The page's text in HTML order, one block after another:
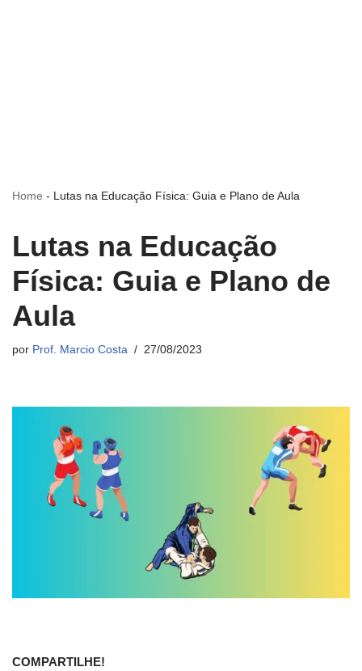
Home - Lutas na Educação Física: Guia e Plano de Aula
Lutas na Educação
Física: Guia e Plano de
Aula
por Prof. Marcio Costa 27/08/2023
COMPARTILHE!